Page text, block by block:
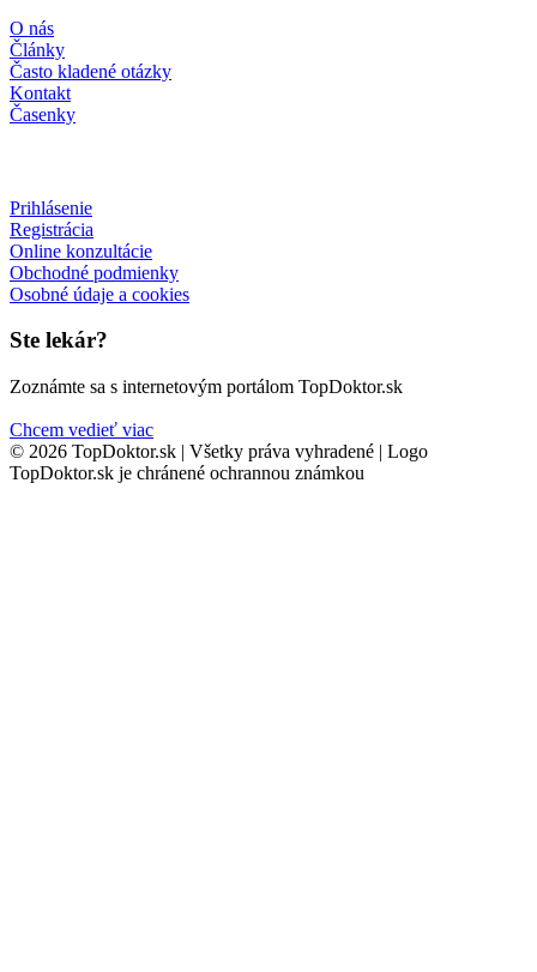
O nás
Články
Často kladené otázky
Kontakt
Časenky
Prihlásenie
Registrácia
Online konzultácie
Obchodné podmienky
Osobné údaje a cookies
Ste lekár?
Zoznámte sa s internetovým portálom TopDoktor.sk
Chcem vedieť viac
© 2026 TopDoktor.sk | Všetky práva vyhradené | Logo
TopDoktor.sk je chránené ochrannou známkou